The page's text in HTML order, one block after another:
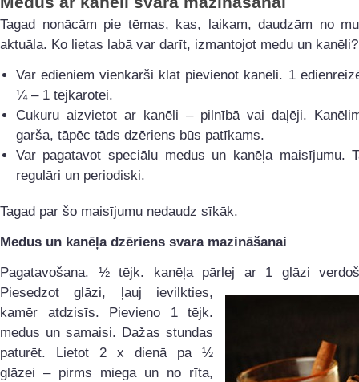
Tagad nonācām pie tēmas, kas, laikam, daudzām no
aktuāla. Ko lietas labā var darīt, izmantojot medu un kanēli?
Var ēdieniem vienkārši klāt pievienot kanēli. 1
¼ – 1 tējkarotei.
Cukuru aizvietot ar kanēli – pilnībā vai daļēji.
garša, tāpēc tāds dzēriens būs patīkams.
Var pagatavot speciālu medus un kanēļa maisījumu.
regulāri un periodiski.
Tagad par šo maisījumu nedaudz sīkāk.
Medus un kanēļa dzēriens svara mazināšanai
Pagatavošana. ½ tējk. kanēļa pārlej ar 1 glāzi
Piesedzot glāzi, ļauj ievilkties,
kamēr atdzisīs. Pievieno 1 tējk.
medus un samaisi. Dažas stundas
paturēt. Lietot 2 x dienā pa ½
glāzei – pirms miega un no rīta,